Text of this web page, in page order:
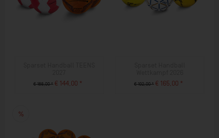
€ 168,00 * € 144,00 * € 192,00 * € 165,00 *